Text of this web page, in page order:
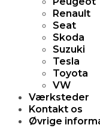
Renault
Seat
Skoda
Suzuki
Tesla
Toyota
VW
Værksteder
Kontakt os
Øvrige